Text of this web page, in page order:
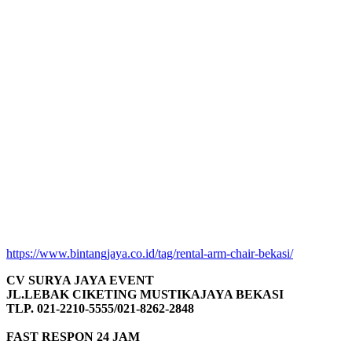
https://www.bintangjaya.co.id/tag/rental-arm-chair-bekasi/
CV SURYA JAYA EVENT
JL.LEBAK CIKETING MUSTIKAJAYA BEKASI
TLP. 021-2210-5555/021-8262-2848
FAST RESPON 24 JAM